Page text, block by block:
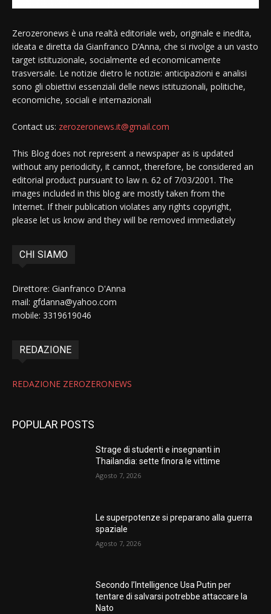
Zerozeronews è una realtà editoriale web, originale e inedita,
ideata e diretta da Gianfranco D’Anna, che si rivolge a un vasto
target istituzionale, socialmente ed economicamente
trasversale. Le notizie dietro le notizie: anticipazioni e analisi
sono gli obiettivi essenziali delle news istituzionali, politiche,
economiche, sociali e internazionali
Contact us: zerozeronews.it@gmail.com
This Blog does not represent a newspaper as is updated
without any periodicity, it cannot, therefore, be considered an
editorial product pursuant to law n. 62 of 7/03/2001. The
images included in this blog are mostly taken from the
Internet. If their publication violates any rights copyright,
please let us know and they will be removed immediately
CHI SIAMO
Direttore: Gianfranco D'Anna
mail: gfdanna@yahoo.com
mobile: 3319619046
REDAZIONE
REDAZIONE ZEROZERONEWS
POPULAR POSTS
Strage di studenti e insegnanti in
Thailandia: sette finora le vittime
Agosto 7, 2026
Le superpotenze si preparano alla guerra
spaziale
Agosto 7, 2026
Secondo l’Intelligence Usa Putin per
tentare di salvarsi potrebbe attaccare la
Nato